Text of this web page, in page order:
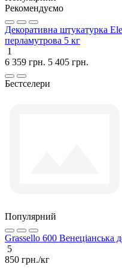
Рекомендуємо
Декоративна штукатурка
перламутрова 5 кг
1
6 359 грн. 5 405 грн.
Бестселери
Популярний
Grassello 600 Венеціанська
5
850 грн./кг